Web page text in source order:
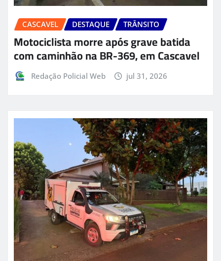
CASCAVEL DESTAQUE TRÂNSITO
Motociclista morre após grave batida
com caminhão na BR-369, em Cascavel
Redação Policial Web jul 31, 2026